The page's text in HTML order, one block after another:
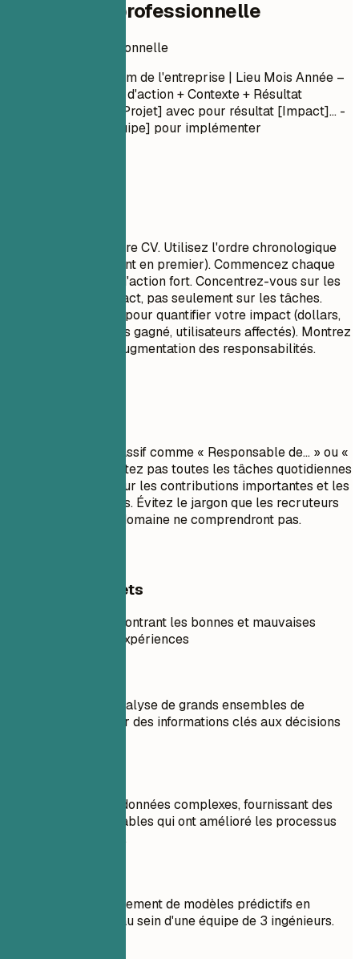
Expérience professionnelle
Expérience professionnelle
| Nom de l'entreprise | Lieu Mois Année –
- Verbe d'action + Contexte + Résultat
(Quantifié) - Dirigé [Projet] avec pour résultat [Impact]... -
Collaboré avec [Équipe] pour implémenter
C'est le cœur de votre CV. Utilisez l'ordre chronologique
inverse (le plus récent en premier). Commencez chaque
puce par un verbe d'action fort. Concentrez-vous sur les
réalisations et l'impact, pas seulement sur les tâches.
Utilisez des chiffres pour quantifier votre impact (dollars,
pourcentages, temps gagné, utilisateurs affectés). Montrez
la progression et l'augmentation des responsabilités.
Évitez le langage passif comme « Responsable de... » ou «
Chargé de... ». Ne listez pas toutes les tâches quotidiennes
; concentrez-vous sur les contributions importantes et les
résultats mesurables. Évitez le jargon que les recruteurs
en dehors de votre domaine ne comprendront pas.
Exemples concrets
Exemple pratique montrant les bonnes et mauvaises
pratiques pour les expériences
Responsable de l'analyse de grands ensembles de
données pour fournir des informations clés aux décisions
Analyse de jeux de données complexes, fournissant des
informations exploitables qui ont amélioré les processus
de prise de décision.
Chargé du développement de modèles prédictifs en
Python. A travaillé au sein d'une équipe de 3 ingénieurs.